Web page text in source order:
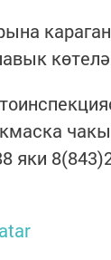
яки